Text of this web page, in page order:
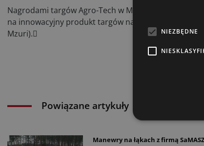
Nagrodami targów Agro-Tech w Minikowie
na innowacyjny produkt targów nagrodzono m.in.
Mzuri).
Powiązane artykuły
Manewry na łąkach z firmą
NIEZBĘDNE